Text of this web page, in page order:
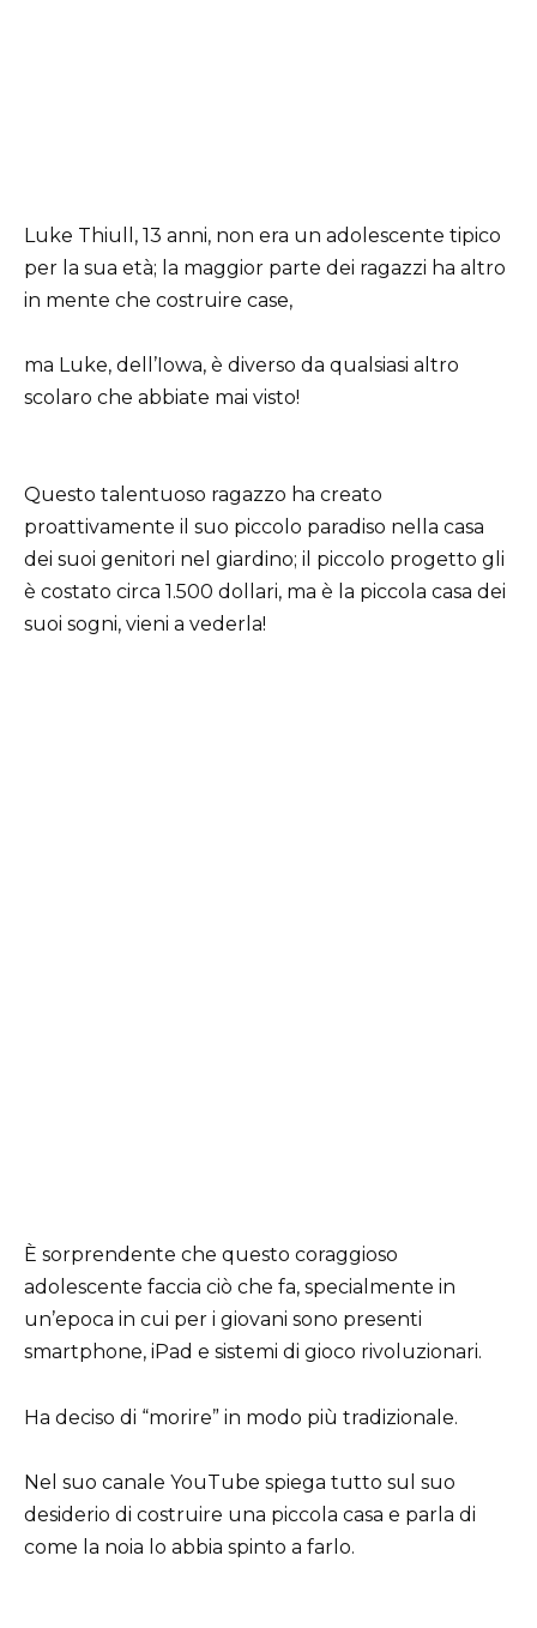
Luke Thiull, 13 anni, non era un adolescente tipico
per la sua età; la maggior parte dei ragazzi ha altro
in mente che costruire case,
ma Luke, dell’Iowa, è diverso da qualsiasi altro
scolaro che abbiate mai visto!
Questo talentuoso ragazzo ha creato
proattivamente il suo piccolo paradiso nella casa
dei suoi genitori nel giardino; il piccolo progetto gli
è costato circa 1.500 dollari, ma è la piccola casa dei
suoi sogni, vieni a vederla!
È sorprendente che questo coraggioso
adolescente faccia ciò che fa, specialmente in
un’epoca in cui per i giovani sono presenti
smartphone, iPad e sistemi di gioco rivoluzionari.
Ha deciso di “morire” in modo più tradizionale.
Nel suo canale YouTube spiega tutto sul suo
desiderio di costruire una piccola casa e parla di
come la noia lo abbia spinto a farlo.